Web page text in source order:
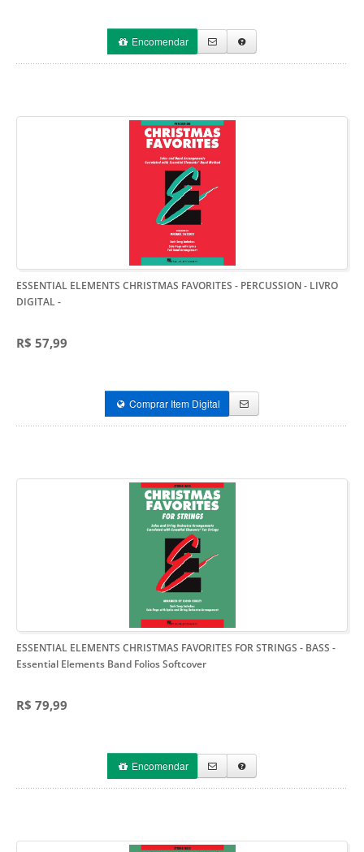
Encomendar
ESSENTIAL ELEMENTS CHRISTMAS FAVORITES - PERCUSSION - LIVRO
DIGITAL-
R$ 57,99
Comprar Item Digital
ESSENTIAL ELEMENTS CHRISTMAS FAVORITES FOR STRINGS - BASS -
Essential Elements Band Folios Softcover
R$ 79,99
Encomendar